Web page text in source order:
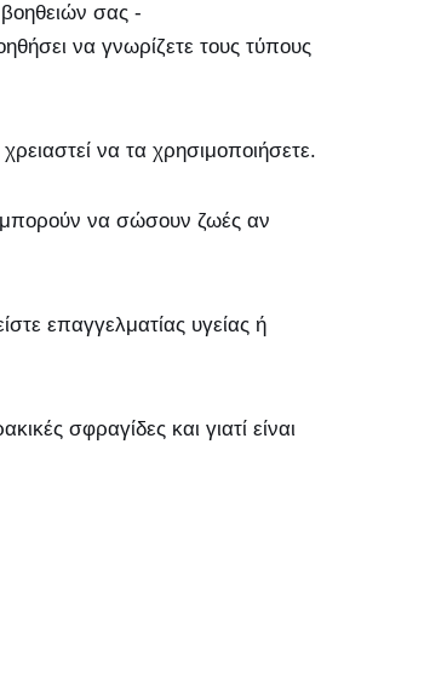
σας -
να γνωρίζετε τους τύπους
να τα χρησιμοποιήσετε.
μπορούν να σώσουν ζωές αν
επαγγελματίας υγείας ή
σφραγίδες και γιατί είναι